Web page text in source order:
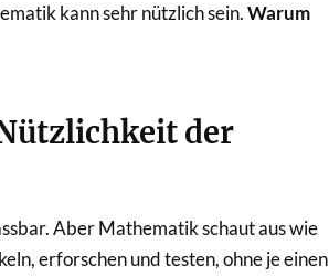
kann sehr nützlich sein.Warum
der
Aber Mathematik schaut aus wie
erforschen und testen, ohne je einen